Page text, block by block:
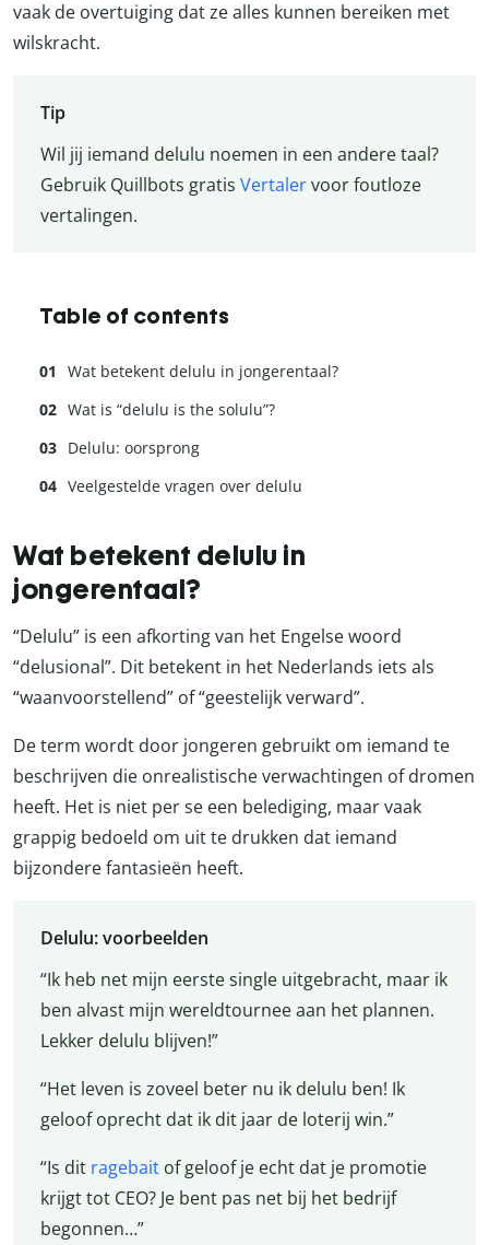
vaak de overtuiging dat ze alles kunnen bereiken met
wilskracht.
Tip
Wil jij iemand delulu noemen in een andere taal?
Gebruik Quillbots gratis Vertalervoor foutloze
vertalingen.
Table of contents
Wat betekent delulu in jongerentaal?
Wat is “delulu is the solulu”?
Delulu: oorsprong
Veelgestelde vragen over delulu
Wat betekent delulu in
jongerentaal?
“Delulu” is een afkorting van het Engelse woord
“delusional”. Dit betekent in het Nederlands iets als
“waanvoorstellend” of “geestelijk verward”.
De term wordt door jongeren gebruikt om iemand te
beschrijven die onrealistische verwachtingen of dromen
heeft. Het is niet per se een belediging, maar vaak
grappig bedoeld om uit te drukken dat iemand
bijzondere fantasieën heeft.
Delulu: voorbeelden
“Ik heb net mijn eerste single uitgebracht, maar ik
ben alvast mijn wereldtournee aan het plannen.
Lekker delulu blijven!”
“Het leven is zoveel beter nu ik delulu ben! Ik
geloof oprecht dat ik dit jaar de loterij win.”
“Is dit ragebaitof geloof je echt dat je promotie
krijgt tot CEO? Je bent pas net bij het bedrijf
begonnen…”